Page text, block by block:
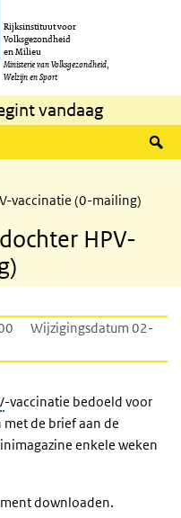
Rijksinstituut voor
Volksgezondheid
en Milieu
Ministerie van Volksgezondheid,
Welzijn en Sport
vandaag
vaccinatie (0-mailing)
HPV-
Wijzigingsdatum 02-
-vaccinatie bedoeld voor
de brief aan de
enkele weken
downloaden.